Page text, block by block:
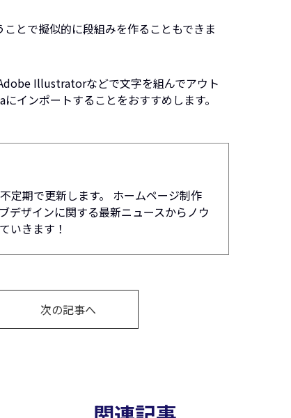
とで擬似的に段組みを作ることもできま
Illustratorなどで文字を組んでアウト
インポートすることをおすすめします。
定期で更新します。 ホームページ制作
デザインに関する最新ニュースからノウ
いきます！
次の記事へ